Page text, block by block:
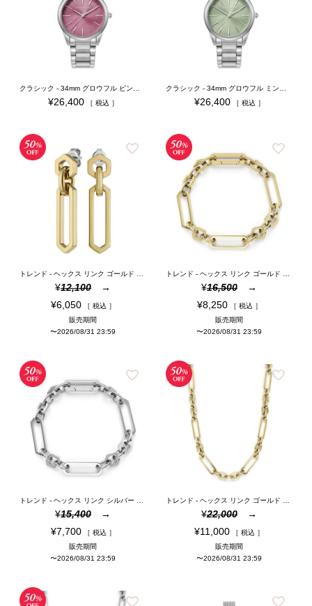
クラシック - 34mm グロウフル ピンククラッシュ＆シルバー ブレスレット
¥26,400 税込
クラシック - 34mm グロウフル ミントグリーン＆シルバー ブレスレット
¥26,400 税込
トレンド - ヘックス リンク ゴールド ドロップ ピアス
¥12,100
¥6,050
税込
販売期間
〜2026/08/31 23:59
トレンド - ヘックス リンク ゴールド ブレスレット
¥16,500
¥8,250
税込
販売期間
〜2026/08/31 23:59
トレンド - ヘックス リンク シルバー ブレスレット
¥15,400
¥7,700
税込
販売期間
〜2026/08/31 23:59
トレンド - ヘックス リンク ゴールド ネックレス
¥22,000
¥11,000
税込
販売期間
〜2026/08/31 23:59